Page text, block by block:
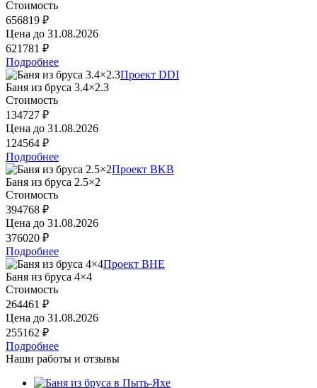
Стоимость
656819 ₽
Цена до 31.08.2026
621781 ₽
Подробнее
Проект DDI
Баня из бруса 3.4×2.3
Стоимость
134727 ₽
Цена до 31.08.2026
124564 ₽
Подробнее
Проект BKB
Баня из бруса 2.5×2
Стоимость
394768 ₽
Цена до 31.08.2026
376020 ₽
Подробнее
Проект BHE
Баня из бруса 4×4
Стоимость
264461 ₽
Цена до 31.08.2026
255162 ₽
Подробнее
Наши работы и отзывы